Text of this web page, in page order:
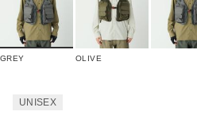
GREY OLIVE
UNISEX